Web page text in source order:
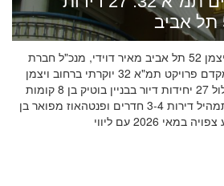
הכירו את פרויקט היוקרה ויצמן 52 תל אביב מאיר דוידי, מנכ"ל חברת
ניצנים אחזקות ופיננסים, מקדם פרויקט תמ"א 32 יוקרתי ברחוב ויצמן
52 בתל אביב. הפרויקט יכלול 27 יחידות דיור בבניין בוטיק בן 8 קומות
באזור כיכר המדינה, כולל תמהיל דירות 3-4 חדרים ופנטהאוז מפואר בן